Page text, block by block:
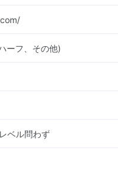
ーフ、その他)
ベル問わず